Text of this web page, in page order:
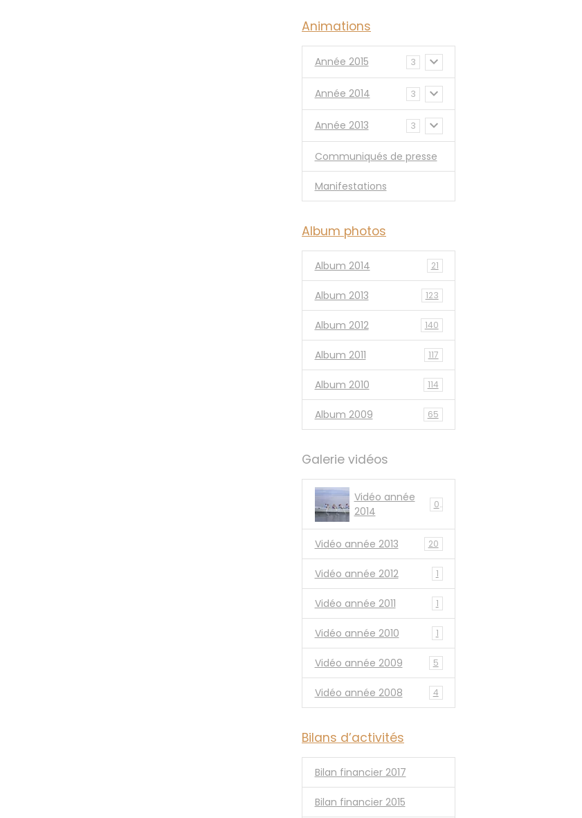
Animations
Année 2015 3
Année 2014 3
Année 2013 3
Communiqués de presse
Manifestations
Album photos
Album 2014 21
Album 2013 123
Album 2012 140
Album 2011 117
Album 2010 114
Album 2009 65
Galerie vidéos
Vidéo année
2014
0
Vidéo année 2013 20
Vidéo année 2012 1
Vidéo année 2011 1
Vidéo année 2010 1
Vidéo année 2009 5
Vidéo année 2008 4
Bilans d’activités
Bilan financier 2017
Bilan financier 2015